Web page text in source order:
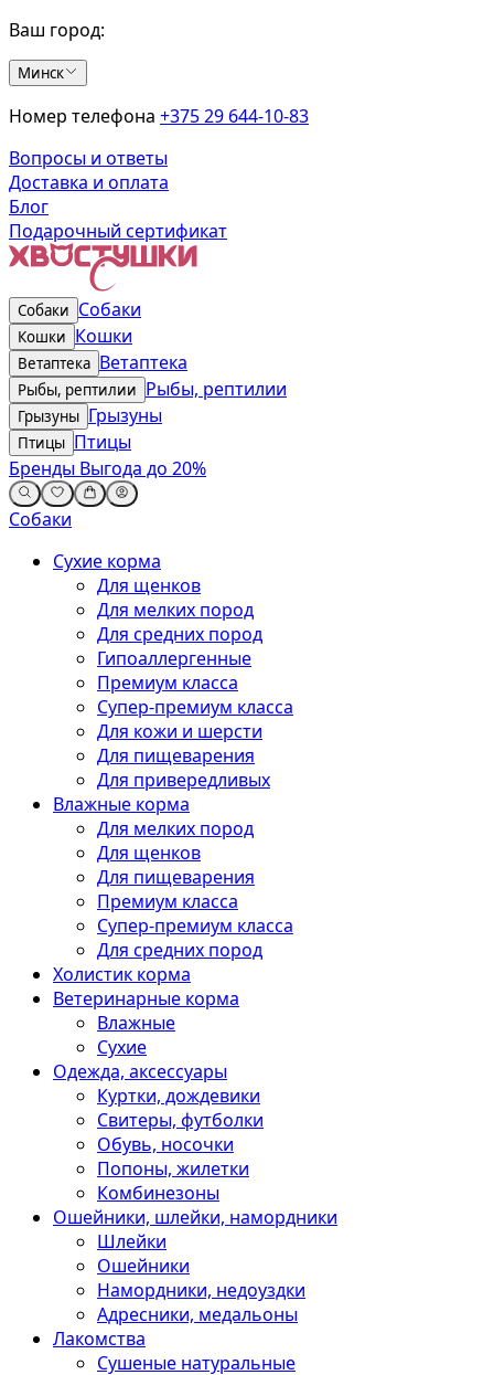
Ваш город:
Минск
Номер телефона +375 29 644-10-83
Вопросы и ответы
Доставка и оплата
Блог
Подарочный сертификат
Собаки Собаки
Кошки Кошки
Ветаптека Ветаптека
Рыбы, рептилии Рыбы, рептилии
Грызуны Грызуны
Птицы Птицы
Бренды Выгода до 20%
Собаки
Сухие корма
Для щенков
Для мелких пород
Для средних пород
Гипоаллергенные
Премиум класса
Супер-премиум класса
Для кожи и шерсти
Для пищеварения
Для привередливых
Влажные корма
Для мелких пород
Для щенков
Для пищеварения
Премиум класса
Супер-премиум класса
Для средних пород
Холистик корма
Ветеринарные корма
Влажные
Сухие
Одежда, аксессуары
Куртки, дождевики
Свитеры, футболки
Обувь, носочки
Попоны, жилетки
Комбинезоны
Ошейники, шлейки, намордники
Шлейки
Ошейники
Намордники, недоуздки
Адресники, медальоны
Лакомства
Сушеные натуральные